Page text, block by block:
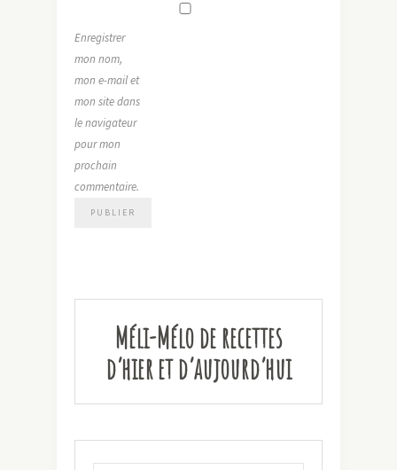
Enregistrer
mon nom,
mon e-mail et
mon site dans
le navigateur
pour mon
prochain
commentaire.
Méli-Mélo de recettes
d’hier et d’aujourd’hui